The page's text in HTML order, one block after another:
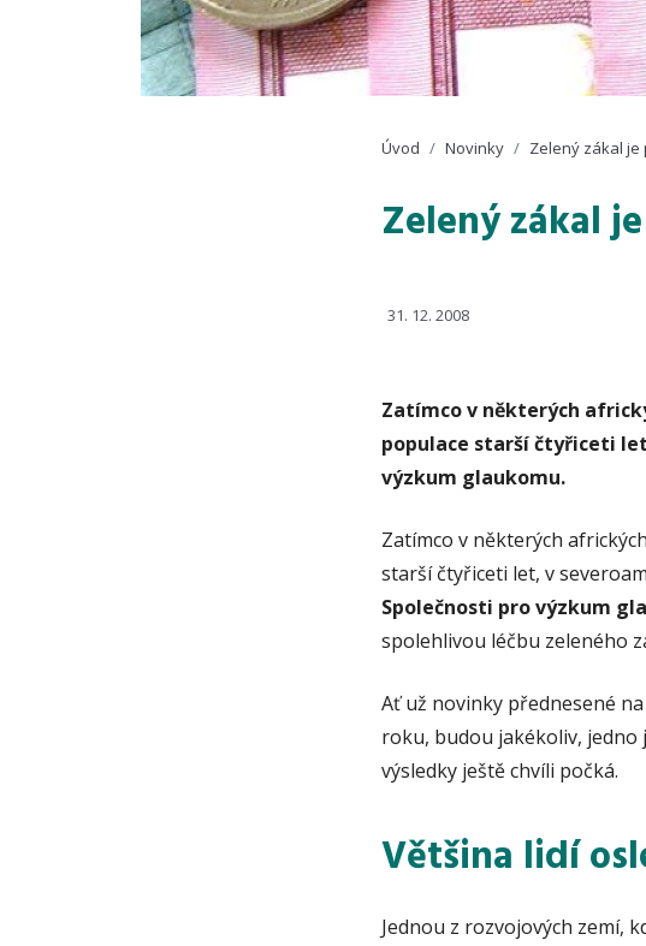
Úvod Novinky Zelený zákal
Zelený zákal
31. 12. 2008
Zatímco v některých
populace starší čtyřiceti
výzkum glaukomu.
Zatímco v některých
starší čtyřiceti let, v
Společnosti pro výzkum
spolehlivou léčbu zeleného
Ať už novinky přednesené
roku, budou jakékoliv, jedno
výsledky ještě chvíli počká.
Většina lidí
Jednou z rozvojových zemí,